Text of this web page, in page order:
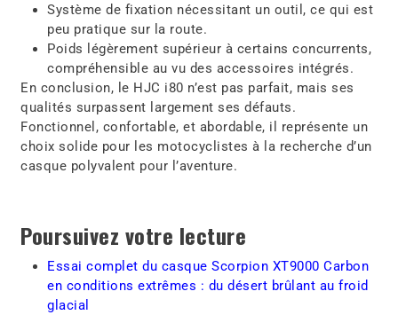
Système de fixation nécessitant un outil, ce qui est
peu pratique sur la route.
Poids légèrement supérieur à certains concurrents,
compréhensible au vu des accessoires intégrés.
En conclusion, le HJC i80 n’est pas parfait, mais ses
qualités surpassent largement ses défauts.
Fonctionnel, confortable, et abordable, il représente un
choix solide pour les motocyclistes à la recherche d’un
casque polyvalent pour l’aventure.
Poursuivez votre lecture
Essai complet du casque Scorpion XT9000 Carbon
en conditions extrêmes : du désert brûlant au froid
glacial